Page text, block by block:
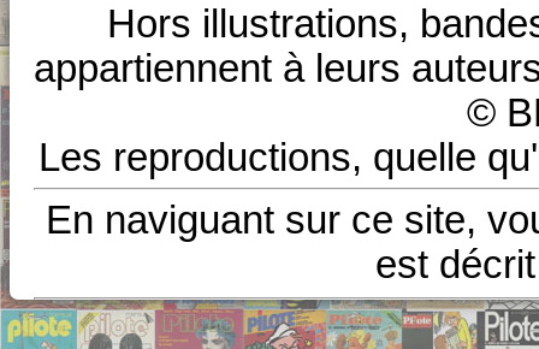
Hors illustrations,
appartiennent à leurs
©
Les reproductions, quelle
En naviguant sur ce site,
est